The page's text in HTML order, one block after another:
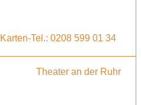
Karten-Tel.: 0208 599 01 34
Theater an der Ruhr